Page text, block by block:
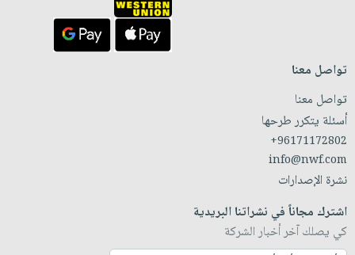
تواصل معنا
تواصل معنا
أسئلة يتكرر طرحها
+96171172802
info@nwf.com
نشرة الإصدارات
اشترك مجاناً في نشراتنا البريدية
كي يصلك آخر أخبار الشركة